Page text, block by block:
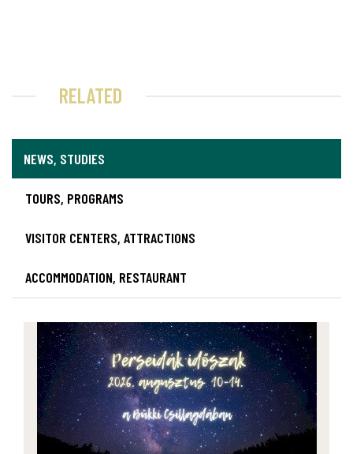
RELATED
NEWS, STUDIES
TOURS, PROGRAMS
VISITOR CENTERS, ATTRACTIONS
ACCOMMODATION, RESTAURANT